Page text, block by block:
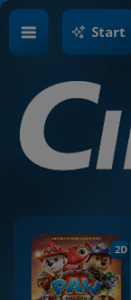
Start
2D